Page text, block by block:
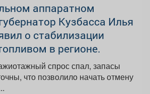
аппаратном
Кузбасса Илья
о стабилизации
в регионе.
спрос спал, запасы
что позволило начать отмену